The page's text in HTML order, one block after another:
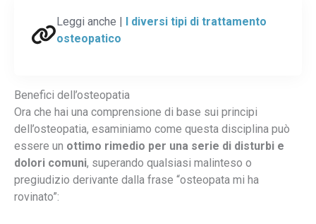
Leggi anche | I diversi tipi di trattamento
osteopatico
Benefici dell’osteopatia
Ora che hai una comprensione di base sui principi
dell’osteopatia, esaminiamo come questa disciplina può
essere un ottimo rimedio per una serie di disturbi e
dolori comuni, superando qualsiasi malinteso o
pregiudizio derivante dalla frase “osteopata mi ha
rovinato”:
Dott. la Torre Bot Assistente AI